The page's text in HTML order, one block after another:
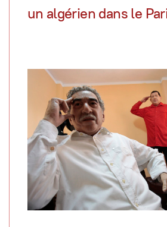
un algérien dans le